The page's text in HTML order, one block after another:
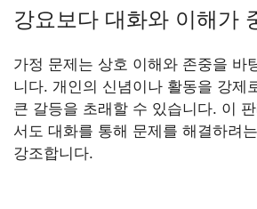
강요보다 대화와 이해가
가정 문제는 상호 이해와 존중을 바
니다. 개인의 신념이나 활동을 강제
큰 갈등을 초래할 수 있습니다. 이
서도 대화를 통해 문제를 해결하려
강조합니다.